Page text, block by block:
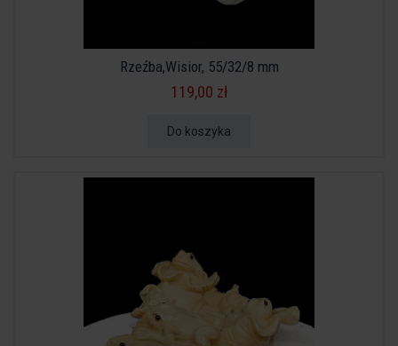
Rzeźba,Wisior, 55/32/8 mm
119,00 zł
Do koszyka